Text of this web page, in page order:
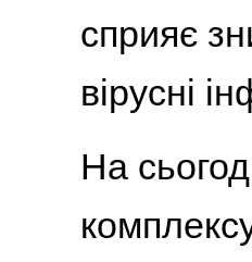
сприяє
вірусні
На